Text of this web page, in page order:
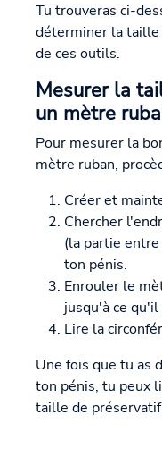
Tu trouveras ci-
déterminer la taille
de ces outils.
Mesurer la
un mètre
Pour mesurer la
mètre ruban,
Créer et
Chercher
(la partie
ton pénis.
Enrouler le
jusqu'à ce
Lire la
Une fois que tu as
ton pénis, tu peux
taille de